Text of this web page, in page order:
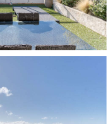
cet appartement développe
par 119 m2 de terrasses
sur la mer, les îles et la
de lumière grâce à son
Le bien dispose de
d'été parfaitement
pour profiter pleinement